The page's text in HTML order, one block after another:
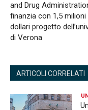
and Drug
finanzia con 1,5 milioni
dollari progetto
di Verona
ARTICOLI CORRELATI